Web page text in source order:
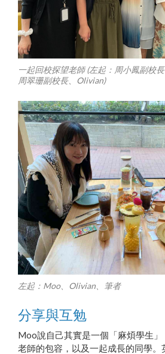
一起回校探望老師 (左起：周小鳳副校
周翠珊副校長、Olivian)
左起：Moo、Olivian、筆者
分享與互勉
Moo說自己其實是一個「麻煩學生
老師的包容，以及一起成長的同學。